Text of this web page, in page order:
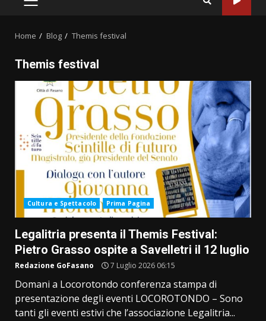
PRIMARY
Home Blog Themis festival
Themis festival
Cultura e Spettacolo Prima Pagina
Legalitria presenta il Themis Festival:
Pietro Grasso ospite a Savelletri il 12 luglio
Redazione GoFasano 7 Luglio 2026 06:15
Domani a Locorotondo conferenza stampa di
presentazione degli eventi LOCOROTONDO – Sono
tanti gli eventi estivi che l’associazione Legalitria...